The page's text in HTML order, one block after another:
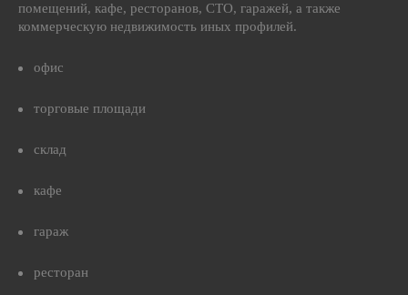
помещений, кафе, ресторанов, СТО, гаражей, а также
коммерческую недвижимость иных профилей.
офис
торговые площади
склад
кафе
гараж
ресторан